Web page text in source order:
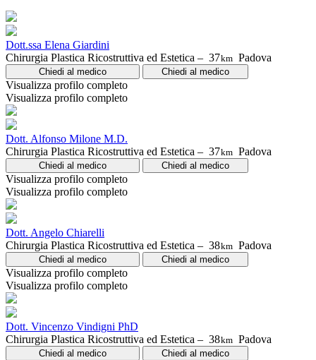
Dott.ssa Elena Giardini
Chirurgia Plastica Ricostruttiva ed Estetica – 37km Padova
Chiedi al medico Chiedi al medico
Visualizza profilo completo
Visualizza profilo completo
Dott. Alfonso Milone M.D.
Chirurgia Plastica Ricostruttiva ed Estetica – 37km Padova
Chiedi al medico Chiedi al medico
Visualizza profilo completo
Visualizza profilo completo
Dott. Angelo Chiarelli
Chirurgia Plastica Ricostruttiva ed Estetica – 38km Padova
Chiedi al medico Chiedi al medico
Visualizza profilo completo
Visualizza profilo completo
Dott. Vincenzo Vindigni PhD
Chirurgia Plastica Ricostruttiva ed Estetica – 38km Padova
Chiedi al medico Chiedi al medico